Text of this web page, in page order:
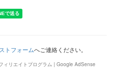
トフォームへご連絡ください。
ィリエイトプログラム | Google AdSense